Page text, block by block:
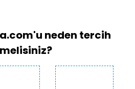
neden tercih